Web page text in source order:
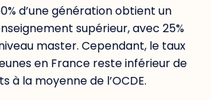
d’une génération obtient un
supérieur, avec 25%
master. Cependant, le taux
en France reste inférieur de
à la moyenne de l’OCDE.